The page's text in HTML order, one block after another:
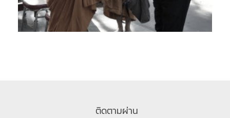
ติดตามผ่าน